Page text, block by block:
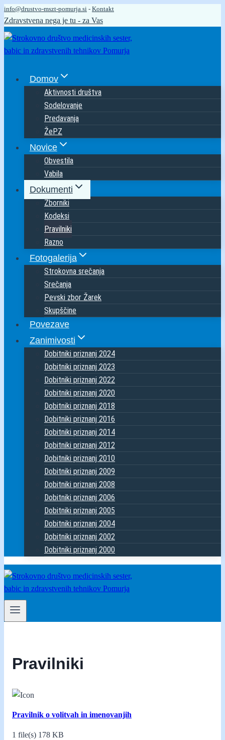
Skip
to
content
info@drustvo-mszt-pomurja.si - Kontakt
Zdravstvena nega je tu - za Vas
Domov
Aktivnosti društva
Sodelovanje
Predavanja
ŽePZ
Novice
Obvestila
Vabila
Dokumenti
Zborniki
Kodeksi
Pravilniki
Razno
Fotogalerija
Strokovna srečanja
Srečanja
Pevski zbor Žarek
Skupščine
Povezave
Zanimivosti
Dobitniki priznanj 2024
Dobitniki priznanj 2023
Dobitniki priznanj 2022
Dobitniki priznanj 2020
Dobitniki priznanj 2018
Dobitniki priznanj 2016
Dobitniki priznanj 2014
Dobitniki priznanj 2012
Dobitniki priznanj 2010
Dobitniki priznanj 2009
Dobitniki priznanj 2008
Dobitniki priznanj 2006
Dobitniki priznanj 2005
Dobitniki priznanj 2004
Dobitniki priznanj 2002
Dobitniki priznanj 2000
Pravilniki
Pravilnik o volitvah in imenovanjih
1 file(s) 178 KB